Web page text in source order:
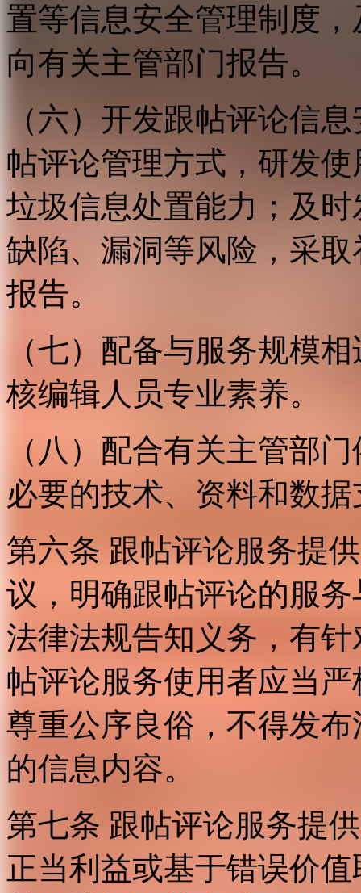
置等信息安全管理制度
向有关主管部门报告。
（六）开发跟帖评论信
帖评论管理方式，研发
垃圾信息处置能力；及
缺陷、漏洞等风险，采
报告。
（七）配备与服务规模
核编辑人员专业素养。
（八）配合有关主管部
必要的技术、资料和数
第六条 跟帖评论服务提
议，明确跟帖评论的服
法律法规告知义务，有
帖评论服务使用者应当
尊重公序良俗，不得发
的信息内容。
第七条 跟帖评论服务提
正当利益或基于错误价